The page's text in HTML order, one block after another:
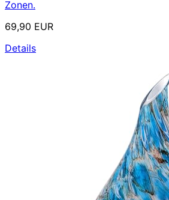
Zonen.
69,90 EUR
Details